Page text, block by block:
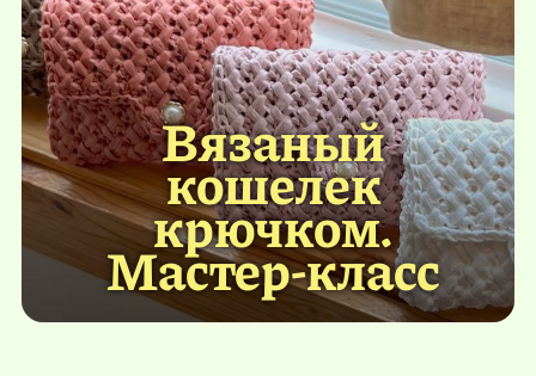
Вязаный
кошелек
крючком.
Мастер-класс